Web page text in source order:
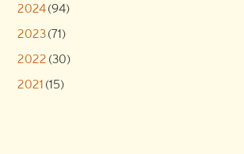
2024(94)
2023(71)
2022 (30)
2021 (15)